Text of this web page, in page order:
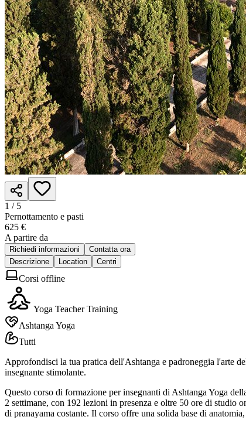
1 / 5
Pernottamento e pasti
625 €
A partire da
Richiedi informazioni
Contatta ora
Descrizione
Location Centri
Corsi offline
Yoga Teacher Training
Ashtanga Yoga
Tutti
Approfondisci la tua pratica dell'Ashtanga e padroneggia l'arte
insegnante stimolante.
Questo corso di formazione per insegnanti di Ashtanga Yoga
2 settimane, con 192 lezioni in presenza e oltre 50 ore di
di pranayama costante. Il corso offre una solida base di